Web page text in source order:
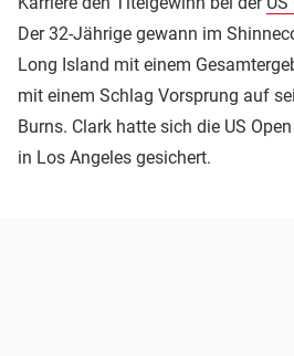
Der 32-Jährige gewann im
Long Island mit einem
mit einem Schlag Vorsprung auf
Burns. Clark hatte sich die US
in Los Angeles gesichert.